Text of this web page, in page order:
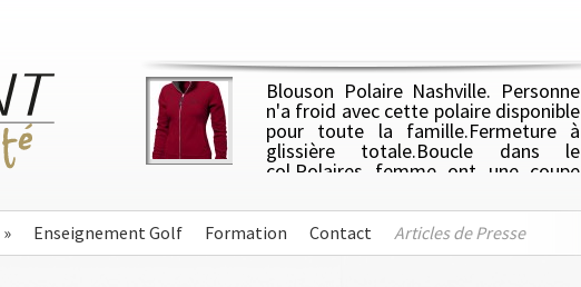
Blouson Polaire Nashville. Personne
n'a froid avec cette polaire disponible
pour toute la famille.Fermeture à
glissière totale.Boucle dans le
col.Polaires femme ont une coupe
côtés brossés, 1 côté anti bouloche. Poids : 280
g/m².
» Enseignement Golf Formation Contact Articles de Presse